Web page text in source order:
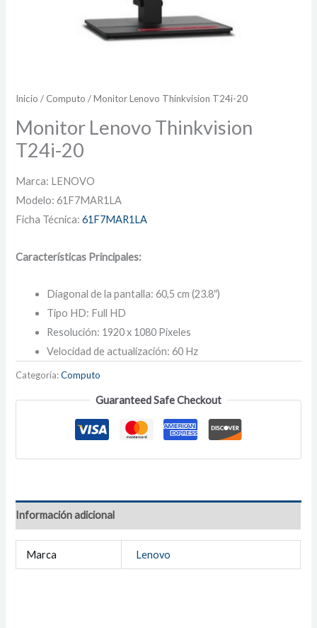
Inicio / Computo / Monitor Lenovo Thinkvision T24i-20
Monitor Lenovo Thinkvision
T24i-20
Marca: LENOVO
Modelo: 61F7MAR1LA
Ficha Técnica:61F7MAR1LA
Características Principales:
Diagonal de la pantalla: 60,5 cm (23.8″)
Tipo HD: Full HD
Resolución: 1920 x 1080 Pixeles
Velocidad de actualización: 60 Hz
Categoría:Computo
Guaranteed Safe Checkout
Información adicional
Marca Lenovo